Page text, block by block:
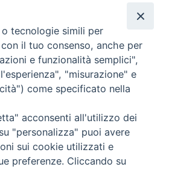
- Tutti i diritti riservati - Vita
tecnologie simili per
il tuo consenso, anche per
e funzionalità semplici",
"misurazione" e
come specificato nella
acconsenti all'utilizzo dei
"personalizza" puoi avere
sui cookie utilizzati e
preferenze. Cliccando su